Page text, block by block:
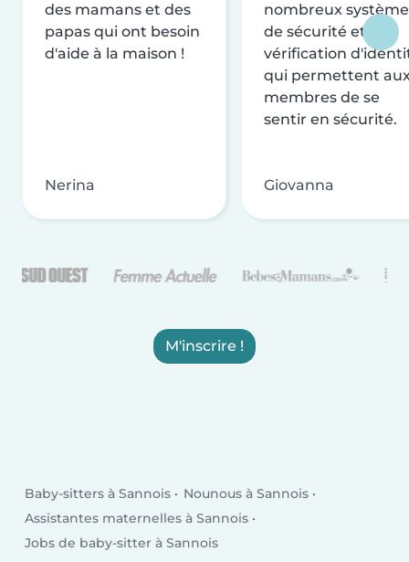
des mamans et des
papas qui ont besoin
d'aide à la maison !
Nerina
nombreux
de sécurité et de
vérification
qui permettent
membres de se
sentir en sécurité.
Giovanna
M'inscrire !
Baby-sitters à Sannois
Nounous à Sannois
Assistantes maternelles à Sannois
Jobs de baby-sitter à Sannois